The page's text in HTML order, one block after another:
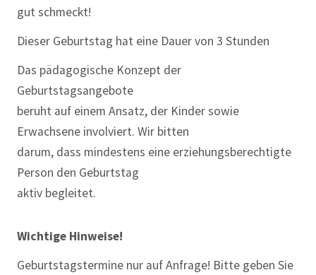
gut schmeckt!
Dieser Geburtstag hat eine Dauer von 3 Stunden
Das pädagogische Konzept der
Geburtstagsangebote
beruht auf einem Ansatz, der Kinder sowie
Erwachsene involviert. Wir bitten
darum, dass mindestens eine erziehungsberechtigte
Person den Geburtstag
aktiv begleitet.
Wichtige Hinweise!
Geburtstagstermine nur auf Anfrage! Bitte geben Sie